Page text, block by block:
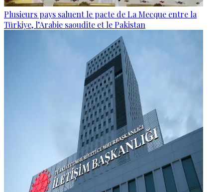
Plusieurs pays saluent le pacte de La Mecque entre la
Türkiye, l’Arabie saoudite et le Pakistan